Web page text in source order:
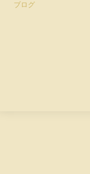
ブログ